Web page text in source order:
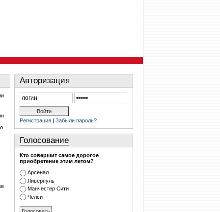
Авторизация
Регистрация | Забыли пароль?
Голосование
Кто совершит самое дорогое
приобретение этим летом?
Арсенал
Ливерпуль
Манчестер Сити
Челси